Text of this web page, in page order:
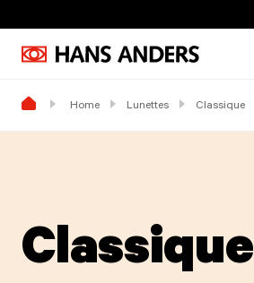
Home Lunettes Classique
Classique